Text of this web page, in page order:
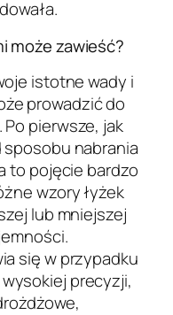
może zawieść?
istotne wady i
prowadzić do
pierwsze, jak
sposobu nabrania
to pojęcie bardzo
wzory łyżek
lub mniejszej
się w przypadku
precyzji,